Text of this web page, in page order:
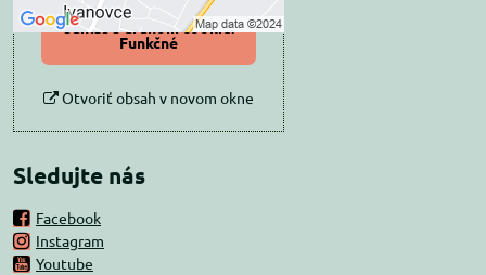
Povoliť a zapamätať -
súhlas s druhom cookie:
Funkčné
Otvoriť obsah v novom okne
Sledujte nás
Facebook
Instagram
Youtube